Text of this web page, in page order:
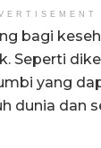
bagi
Seperti
yang
dunia dan